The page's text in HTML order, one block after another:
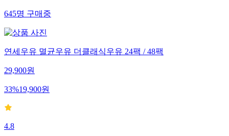
645명 구매중
연세우유 멸균우유 더클래식우유 24팩 / 48팩
29,900원
33%19,900원
4.8